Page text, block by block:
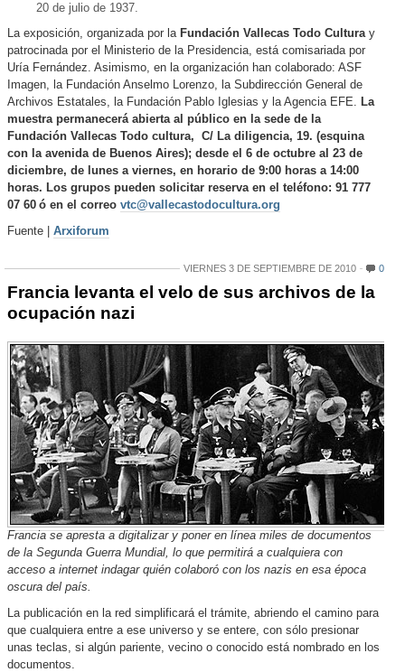
20 de julio de 1937.
La exposición, organizada por la Fundación Vallecas Todo Culturay
patrocinada por el Ministerio de la Presidencia, está comisariada por
Uría Fernández. Asimismo, en la organización han colaborado: ASF
Imagen, la Fundación Anselmo Lorenzo, la Subdirección General de
Archivos Estatales, la Fundación Pablo Iglesias y la Agencia EFE. La
muestra permanecerá abierta al público en la sede de la
Fundación Vallecas Todo cultura, C/ La diligencia, 19. (esquina
con la avenida de Buenos Aires); desde el 6 de octubre al 23 de
diciembre, de lunes a viernes, en horario de 9:00 horas a 14:00
horas. Los grupos pueden solicitar reserva en el teléfono: 91 777
07 60 ó en el correo vtc@vallecastodocultura.org
Fuente | Arxiforum
VIERNES 3 DE SEPTIEMBRE DE 2010 0
Francia levanta el velo de sus archivos de la
ocupación nazi
Francia se apresta a digitalizar y poner en línea miles de documentos
de la Segunda Guerra Mundial, lo que permitirá a cualquiera con
acceso a internet indagar quién colaboró con los nazis en esa época
oscura del país.
La publicación en la red simplificará el trámite, abriendo el camino para
que cualquiera entre a ese universo y se entere, con sólo presionar
unas teclas, si algún pariente, vecino o conocido está nombrado en los
documentos.